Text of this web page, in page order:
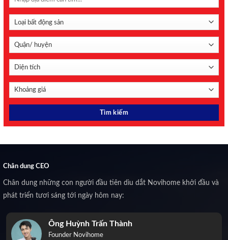
Chân dung CEO
Chân dung những con người đầu tiên dìu dắt Novihome khởi đầu và
phát triển tươi sáng tới ngày hôm nay:
Ông Huỳnh Trấn Thành
Founder Novihome